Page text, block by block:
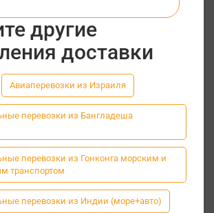
другие
доставки
Авиаперевозки из Израиля
перевозки из Бангладеша
перевозки из Гонконга морским и
транспортом
перевозки из Индии (море+авто)